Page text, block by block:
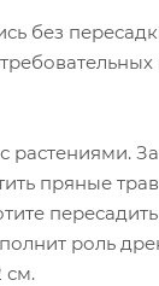
без
пряные
роль
см.